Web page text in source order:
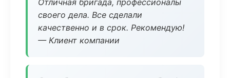
Отличная бригада, профессионалы
своего дела. Все сделали
качественно и в срок. Рекомендую!
— Клиент компании